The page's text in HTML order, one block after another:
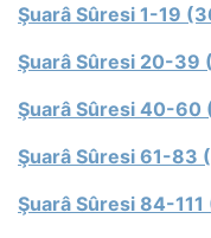
Şuarâ Sûresi 1-19
Şuarâ Sûresi 20-39
Şuarâ Sûresi 40-60
Şuarâ Sûresi 61-83
Şuarâ Sûresi 84-